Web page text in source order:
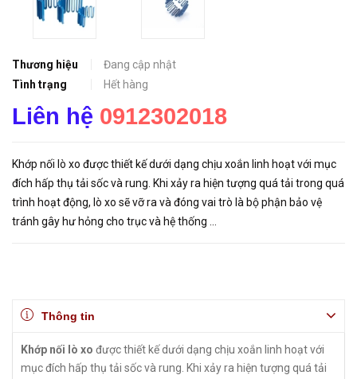
Thương hiệu
Đang cập nhật
Tình trạng
Hết hàng
Liên hệ 0912302018
Khớp nối lò xo được thiết kế dưới dạng chịu xoắn linh hoạt với mục
đích hấp thụ tải sốc và rung. Khi xảy ra hiện tượng quá tải trong quá
trình hoạt động, lò xo sẽ vỡ ra và đóng vai trò là bộ phận bảo vệ
tránh gây hư hỏng cho trục và hệ thống ...
Thông tin
Khớp nối lò xo được thiết kế dưới dạng chịu xoắn linh hoạt với
mục đích hấp thụ tải sốc và rung. Khi xảy ra hiện tượng quá tải